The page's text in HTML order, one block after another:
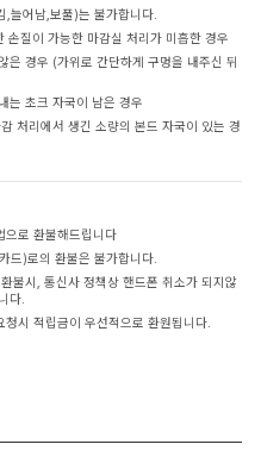
,늘어남,보풀)는 불가합니다.
손질이 가능한 마감실 처리가 미흡한 경우
은 경우 (가위로 간단하게 구멍을 내주신 뒤
는 초크 자국이 남은 경우
처리에서 생긴 소량의 본드 자국이 있는 경
으로 환불해드립니다
드)로의 환불은 불가합니다.
불시, 통신사 정책상 핸드폰 취소가 되지않
다.
시 적립금이 우선적으로 환원됩니다.